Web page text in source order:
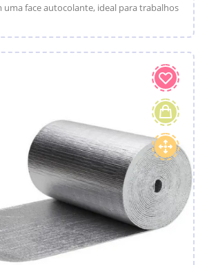
uma face autocolante, ideal para trabalhos